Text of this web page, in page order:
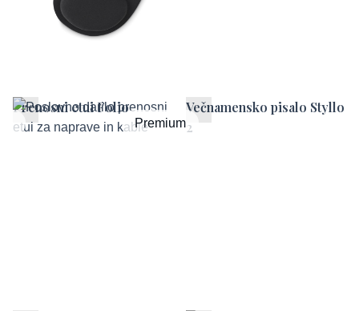
Prenosni etui Folio
Premium
Večnamensko pisalo Styllo
2